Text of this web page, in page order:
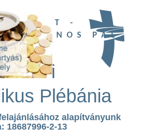
EST -
II. JÁNOS PÁL
Plébánia
alapítványunk
18687996-2-13